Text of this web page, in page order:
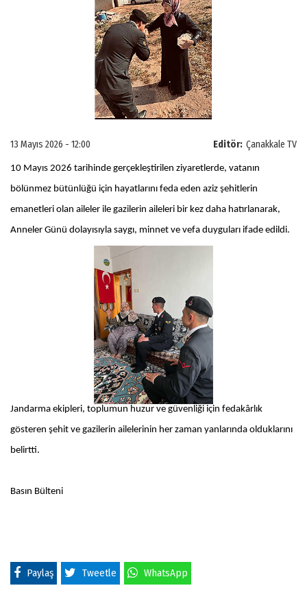
Editör: Çanakkale TV
13 Mayıs 2026 - 12:00
10 Mayıs 2026 tarihinde gerçekleştirilen ziyaretlerde, vatanın
bölünmez bütünlüğü için hayatlarını feda eden aziz şehitlerin
emanetleri olan aileler ile gazilerin aileleri bir kez daha hatırlanarak,
Anneler Günü dolayısıyla saygı, minnet ve vefa duyguları ifade edildi.
Jandarma ekipleri, toplumun huzur ve güvenliği için fedakârlık
gösteren şehit ve gazilerin ailelerinin her zaman yanlarında olduklarını
belirtti.
Basın Bülteni
Paylaş Tweetle WhatsApp